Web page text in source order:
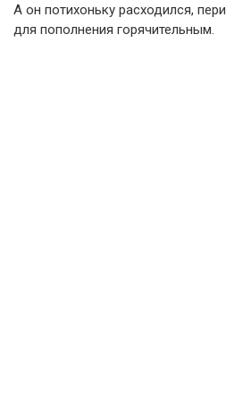
А он потихоньку расходился,
для пополнения горячительным.